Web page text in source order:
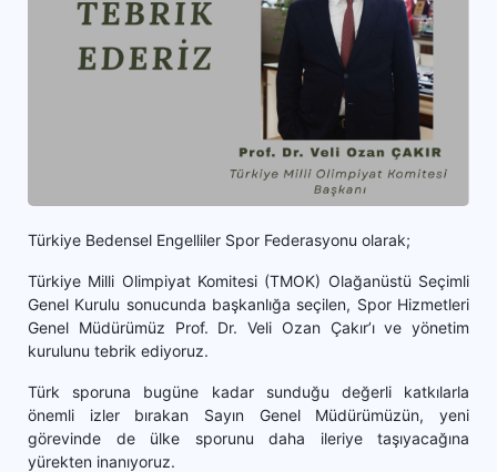
Türkiye Bedensel Engelliler Spor Federasyonu olarak;
Türkiye Milli Olimpiyat Komitesi (TMOK) Olağanüstü Seçimli
Genel Kurulu sonucunda başkanlığa seçilen, Spor Hizmetleri
Genel Müdürümüz Prof. Dr. Veli Ozan Çakır’ı ve yönetim
kurulunu tebrik ediyoruz.
Türk sporuna bugüne kadar sunduğu değerli katkılarla
önemli izler bırakan Sayın Genel Müdürümüzün, yeni
görevinde de ülke sporunu daha ileriye taşıyacağına
yürekten inanıyoruz.